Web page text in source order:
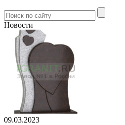
Новости
09.03.2023